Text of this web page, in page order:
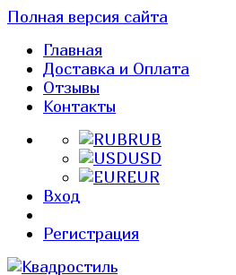
Полная версия сайта
Главная
Доставка и Оплата
Отзывы
Контакты
RUB
USD
EUR
Вход
Регистрация